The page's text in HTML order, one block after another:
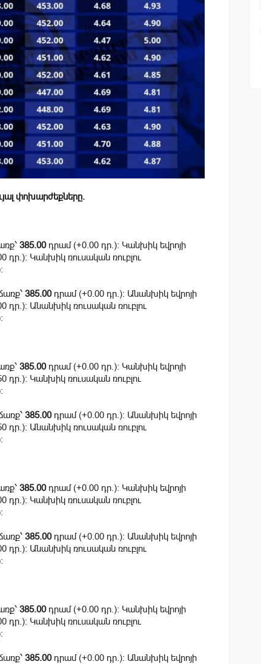
փոխարժեքները.
385.00դրամ (+0.00 դր.): Կանխիկ եվրոյի
դր.): Կանխիկ ռուսական ռուբլու
385.00դրամ (+0.00 դր.): Անանխիկ եվրոյի
դր.): Անանխիկ ռուսական ռուբլու
385.00դրամ (+0.00 դր.): Կանխիկ եվրոյի
դր.): Կանխիկ ռուսական ռուբլու
385.00դրամ (+0.00 դր.): Անանխիկ եվրոյի
դր.): Անանխիկ ռուսական ռուբլու
385.00դրամ (+0.00 դր.): Կանխիկ եվրոյի
դր.): Կանխիկ ռուսական ռուբլու
385.00դրամ (+0.00 դր.): Անանխիկ եվրոյի
դր.): Անանխիկ ռուսական ռուբլու
385.00դրամ (+0.00 դր.): Կանխիկ եվրոյի
դր.): Կանխիկ ռուսական ռուբլու
385.00դրամ (+0.00 դր.): Անանխիկ եվրոյի